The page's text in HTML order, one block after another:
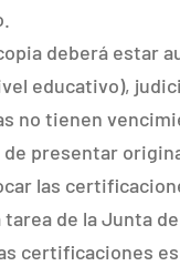
deberá estar
educativo),
no tienen
presentar
las
de la Junta
certificaciones